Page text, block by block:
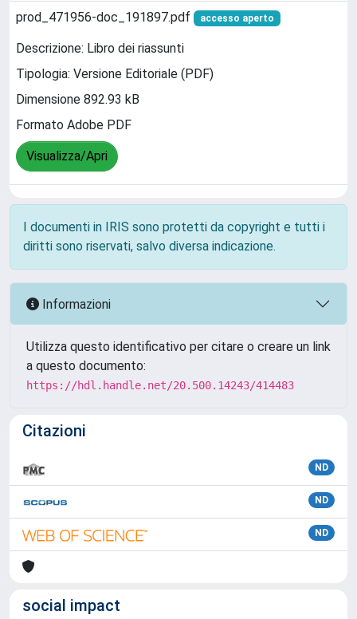
prod_471956-doc_191897.pdf accesso aperto
Descrizione: Libro dei riassunti
Tipologia: Versione Editoriale (PDF)
Dimensione 892.93 kB
Formato Adobe PDF
Visualizza/Apri
I documenti in IRIS sono protetti da copyright e tutti i
diritti sono riservati, salvo diversa indicazione.
Informazioni
Utilizza questo identificativo per citare o creare un link
a questo documento:
https://hdl.handle.net/20.500.14243/414483
Citazioni
ND
ND
ND
social impact